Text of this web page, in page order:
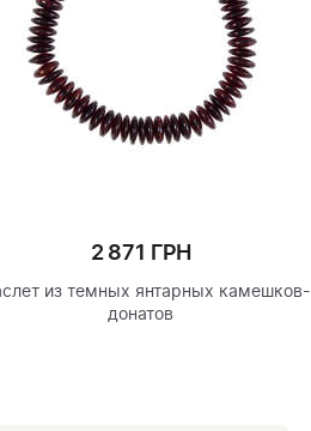
2 871 ГРН
из темных янтарных камешков-
донатов